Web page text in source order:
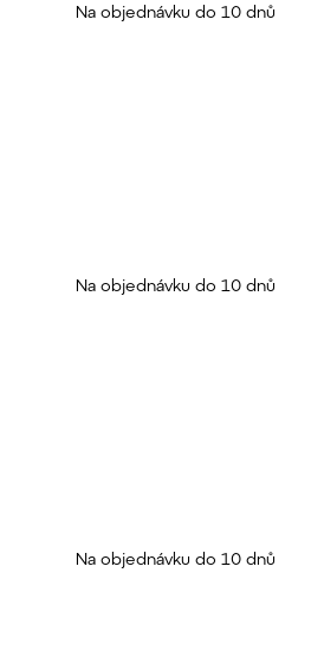
Na objednávku do 10 dnů
Na objednávku do 10 dnů
Na objednávku do 10 dnů